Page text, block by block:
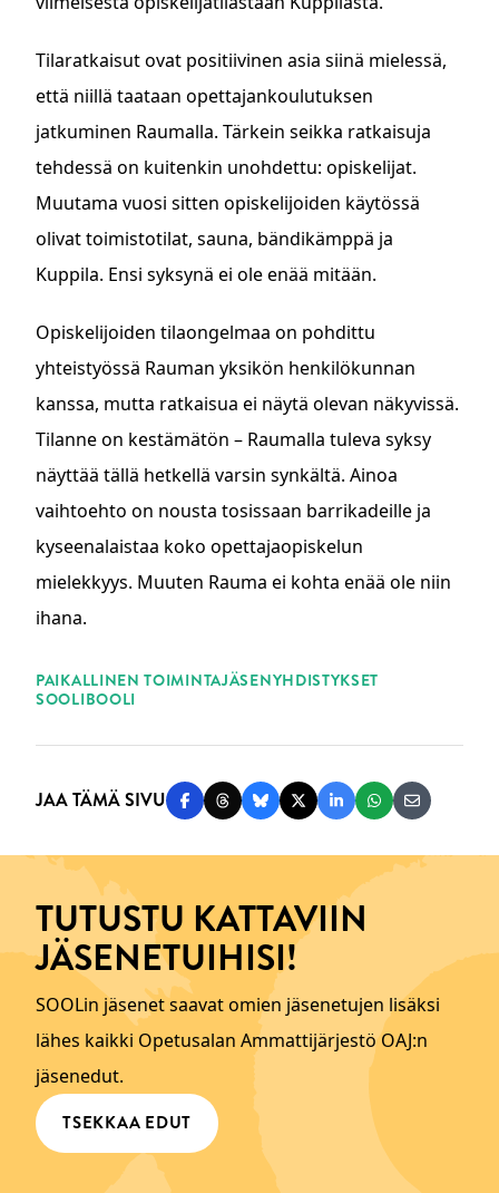
Tilaratkaisut ovat positiivinen asia siinä mielessä,
että niillä taataan opettajankoulutuksen
jatkuminen Raumalla. Tärkein seikka ratkaisuja
tehdessä on kuitenkin unohdettu: opiskelijat.
Muutama vuosi sitten opiskelijoiden käytössä
olivat toimistotilat, sauna, bändikämppä ja
Kuppila. Ensi syksynä ei ole enää mitään.
Opiskelijoiden tilaongelmaa on pohdittu
yhteistyössä Rauman yksikön henkilökunnan
kanssa, mutta ratkaisua ei näytä olevan näkyvissä.
Tilanne on kestämätön – Raumalla tuleva syksy
näyttää tällä hetkellä varsin synkältä. Ainoa
vaihtoehto on nousta tosissaan barrikadeille ja
kyseenalaistaa koko opettajaopiskelun
mielekkyys. Muuten Rauma ei kohta enää ole niin
ihana.
PAIKALLINEN TOIMINTAJÄSENYHDISTYKSET
SOOLIBOOLI
JAA TÄMÄ SIVU Jaa Facebookissa
Jaa Threadsissa
Jaa Blueskyssä
Jaa Twitterissä
Jaa LinkedInissä
Jaa Jaa
TUTUSTU KATTAVIIN
JÄSENETUIHISI!
SOOLin jäsenet saavat omien jäsenetujen lisäksi
lähes kaikki Opetusalan Ammattijärjestö OAJ:n
jäsenedut.
TSEKKAA EDUT